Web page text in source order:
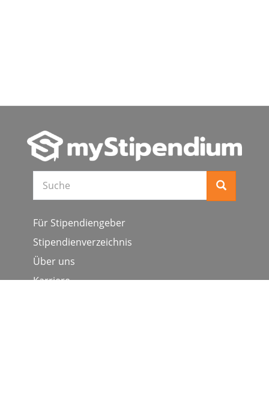
Suche
Für Stipendiengeber
Stipendienverzeichnis
Über uns
Karriere